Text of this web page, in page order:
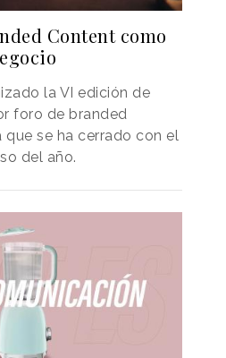
Content como
la VI edición de
foro de branded
se ha cerrado con el
del año.